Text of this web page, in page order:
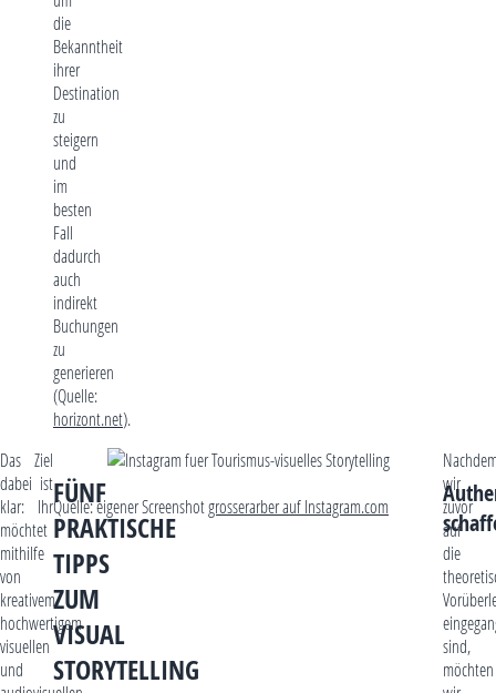
die
Bekanntheit
ihrer
Destination
zu
steigern
und
im
besten
Fall
dadurch
auch
indirekt
Buchungen
zu
generieren
(Quelle:
horizont.net).
Das Ziel
dabei ist
klar: Ihr
möchtet
mithilfe
von
kreativem,
hochwertigem
visuellen
und
FÜNF
PRAKTISCHE
TIPPS
ZUM
VISUAL
STORYTELLING
Quelle: eigener Screenshotgrosserarber auf Instagram.com
wir
zuvor
auf
die
sind,
möchten